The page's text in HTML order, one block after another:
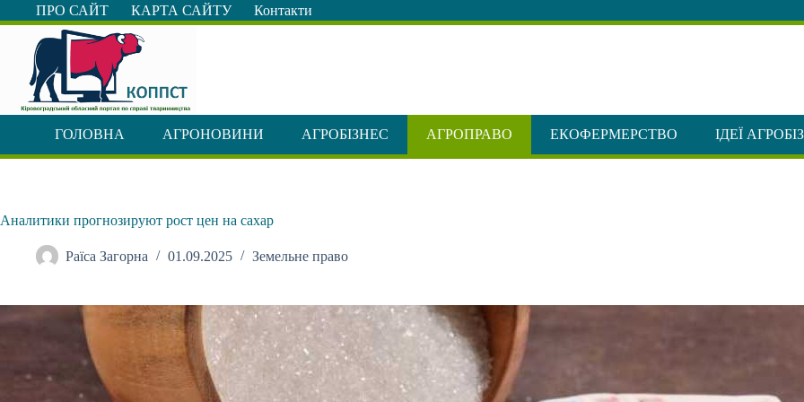
Перейти
до
ПРО САЙТ КАРТА САЙТУ Контакти
ГОЛОВНА АГРОНОВИНИ АГРОБІЗНЕС АГРОПРАВО ЕКОФЕРМЕРСТВО ІДЕЇ
Аналитики прогнозируют рост цен на сахар
Раїса Загорна 01.09.2025 Земельне право